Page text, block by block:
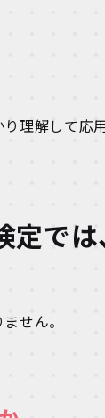
理解して応
定で
せん。